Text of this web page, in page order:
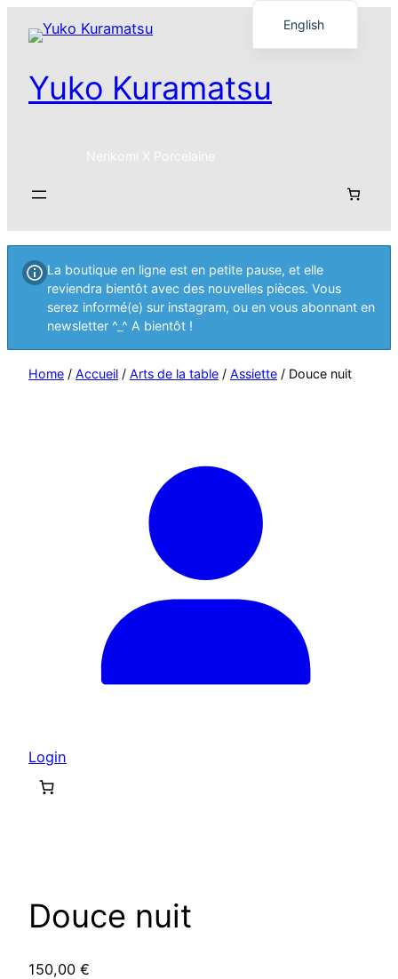
Yuko Kuramatsu
Nerikomi X Porcelaine
La boutique en ligne est en petite pause, et elle
reviendra bientôt avec des nouvelles pièces. Vous
serez informé(e) sur instagram, ou en vous abonnant en
newsletter ^_^ A bientôt !
Home / Accueil / Arts de la table / Assiette / Douce nuit
Login
Douce nuit
150,00 €
English